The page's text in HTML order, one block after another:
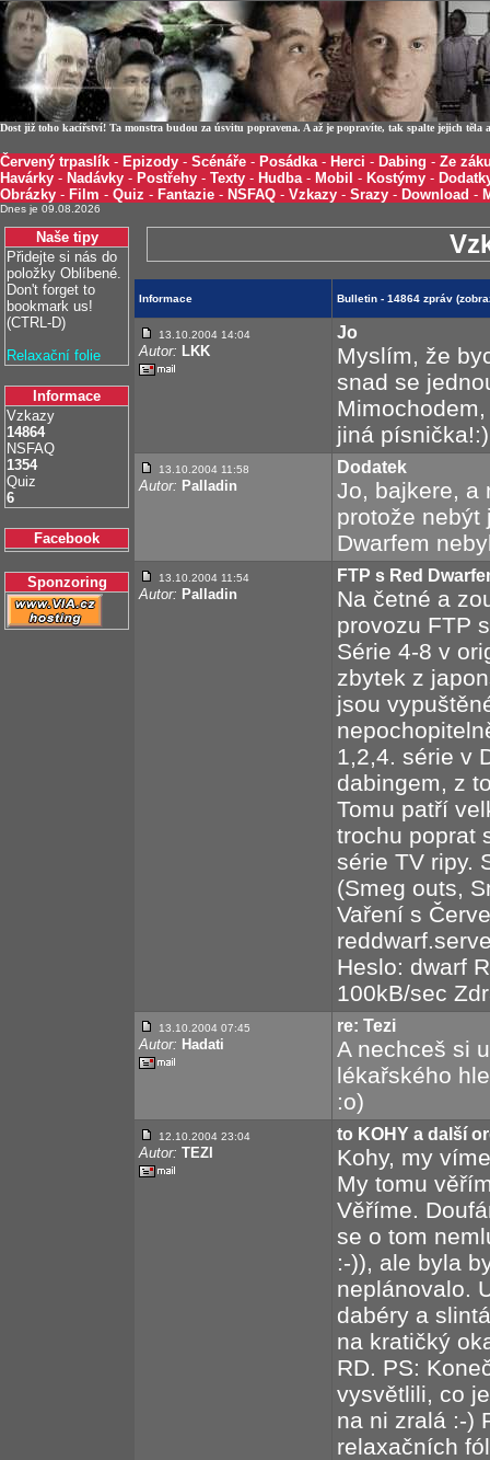
Dost již toho kacířství! Ta monstra budou za úsvitu popravena. A až je popravíte, tak spalte jejich
Červený trpaslík - Epizody - Scénáře - Posádka- Herci - Dabing - Ze
Havárky - Nadávky - Postřehy - Texty - Hudba- Mobil - Kostýmy -
Obrázky - Film - Quiz - Fantazie - NSFAQ - Vzkazy - Srazy - Download -
Dnes je 09.08.2026
Naše tipy
Přidejte si nás do
položky Oblíbené.
Don't forget to
bookmark us!
(CTRL-D)
Relaxační folie
Informace
Vzkazy
14864
NSFAQ
1354
Quiz
6
Facebook
Sponzoring
Informace Bulletin - 14864 zpráv
13.10.2004 14:04
Autor: LKK
Jo
Myslím, že
snad se
jiná písnička!:)
13.10.2004 11:58
Autor: Palladin
Dodatek
Jo, bajkere, a
protože nebýt
Dwarfem
13.10.2004 11:54
Autor: Palladin
FTP s Red
Na četné a
provozu FTP
Série 4-8 v
zbytek z
jsou
1,2,4. série v
dabingem, z
Tomu patří
trochu poprat
série TV ripy.
(Smeg outs,
Vaření s
Heslo: dwarf
100kB/sec
13.10.2004 07:45
Autor: Hadati
re: Tezi
A nechceš si
lékařského
:o)
12.10.2004 23:04
Autor: TEZI
to KOHY a další
Kohy, my
My tomu
Věříme.
se o tom
:-)), ale byla
neplánovalo.
dabéry a
na kratičký
RD. PS:
vysvětlili, co
na ni zralá :-)
relaxačních